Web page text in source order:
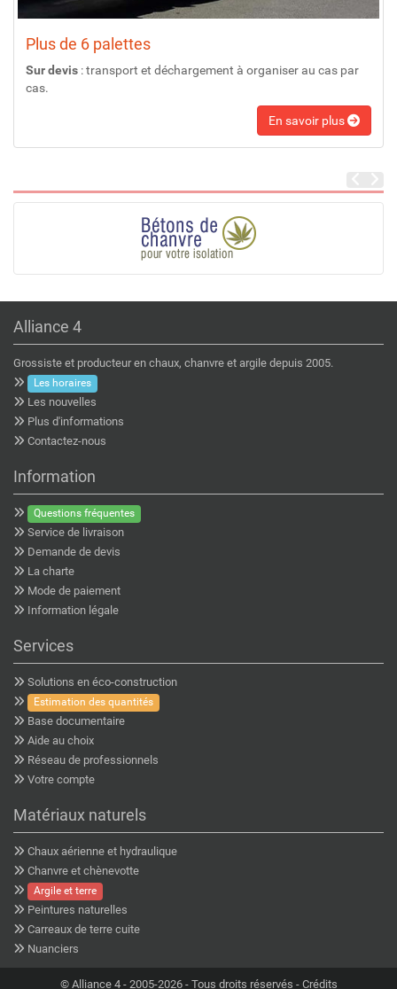
Plus de 6 palettes
Sur devis : transport et déchargement à organiser au cas par
cas.
En savoir plus
Alliance 4
Grossiste et producteur en chaux, chanvre et argile depuis 2005.
Les horaires
Les nouvelles
Plus d'informations
Contactez-nous
Information
Questions fréquentes
Service de livraison
Demande de devis
La charte
Mode de paiement
Information légale
Services
Solutions en éco-construction
Estimation des quantités
Base documentaire
Aide au choix
Réseau de professionnels
Votre compte
Matériaux naturels
Chaux aérienne et hydraulique
Chanvre et chènevotte
Argile et terre
Peintures naturelles
Carreaux de terre cuite
Nuanciers
© Alliance 4- 2005-2026 - Tous droits réservés - Crédits